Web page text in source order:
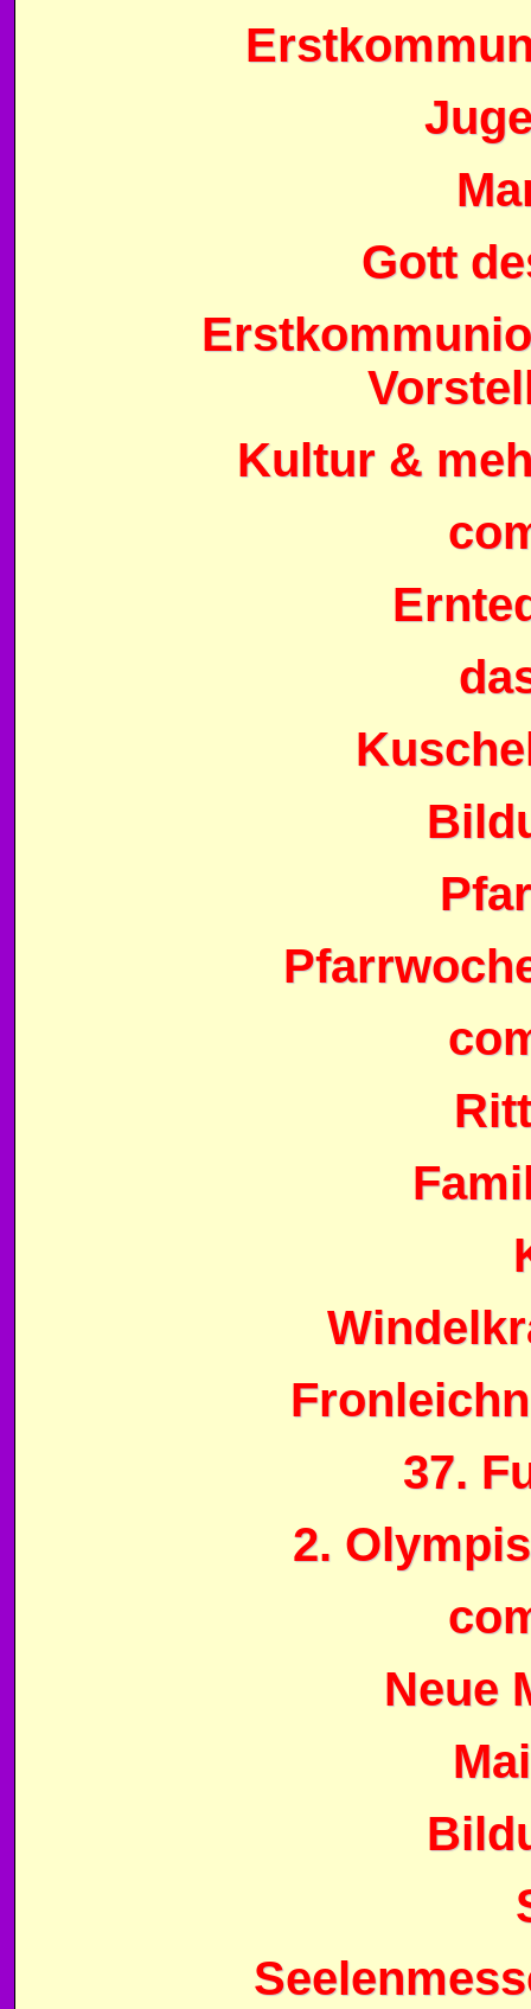
Gott
Kultur &
37.
2.
Neue